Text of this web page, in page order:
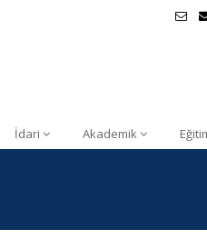
İdari Akademik